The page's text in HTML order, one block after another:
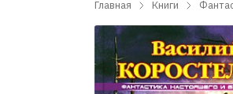
Главная Книги